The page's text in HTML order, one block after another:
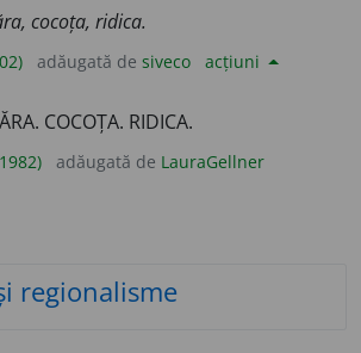
cocoța, ridica.
adăugată de siveco acțiuni
COCOȚA. RIDICA.
adăugată de LauraGellner
regionalisme